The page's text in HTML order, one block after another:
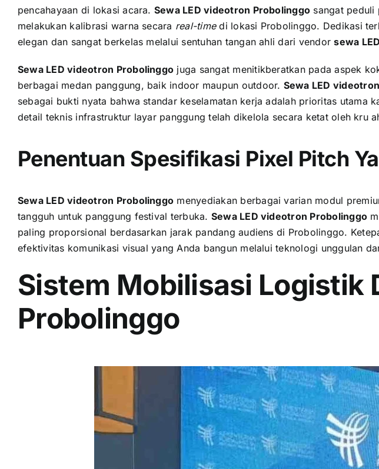
pencahayaan di lokasi acara. Sewa LED videotron Probolinggo sangat peduli
melakukan kalibrasi warna secara real-timedi lokasi Probolinggo. Dedikasi
elegan dan sangat berkelas melalui sentuhan tangan ahli dari vendorsewa
Sewa LED videotron Probolinggo juga sangat menitikberatkan pada aspek
berbagai medan panggung, baik indoor maupun outdoor. Sewa LED
sebagai bukti nyata bahwa standar keselamatan kerja adalah prioritas utama
detail teknis infrastruktur layar panggung telah dikelola secara ketat oleh kru
Penentuan Spesifikasi Pixel Pitch
Sewa LED videotron Probolinggo menyediakan berbagai varian modul
tangguh untuk panggung festival terbuka. Sewa LED videotron Probolinggo
paling proporsional berdasarkan jarak pandang audiens di Probolinggo.
efektivitas komunikasi visual yang Anda bangun melalui teknologi unggulan
Sistem Mobilisasi Logistik
Probolinggo